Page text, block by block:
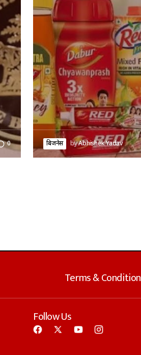
0 बिजनेस byAbhishek Yadav
Terms &
Follow Us